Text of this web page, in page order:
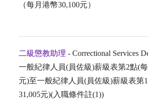
（每月港幣30,100元）
二級懲教助理 - Correctional Services
一般紀律人員(員佐級)薪級表第2點(
元)至一般紀律人員(員佐級)薪級表第
31,005元)(入職條件註(1))